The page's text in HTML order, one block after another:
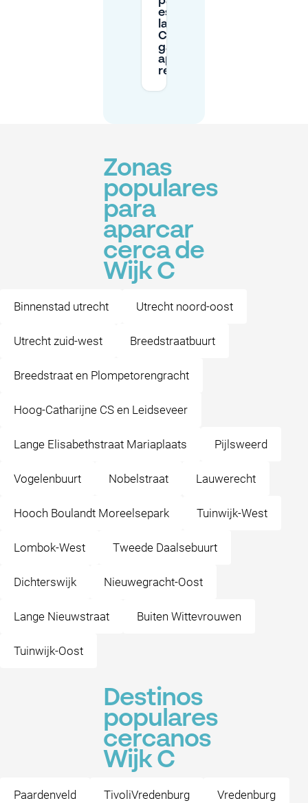
estancias
largas en Wijk
C—P+R,
garaje o
aparcamiento
reservado?
Zonas
populares
para
aparcar
cerca de
Wijk C
Binnenstad utrecht Utrecht noord-oost
Utrecht zuid-west Breedstraatbuurt
Breedstraat en Plompetorengracht
Hoog-Catharijne CS en Leidseveer
Lange Elisabethstraat Mariaplaats Pijlsweerd
Vogelenbuurt Nobelstraat Lauwerecht
Hooch Boulandt Moreelsepark Tuinwijk-West
Lombok-West Tweede Daalsebuurt
Dichterswijk Nieuwegracht-Oost
Lange Nieuwstraat Buiten Wittevrouwen
Tuinwijk-Oost
Destinos
populares
cercanos
Wijk C
Paardenveld TivoliVredenburg Vredenburg